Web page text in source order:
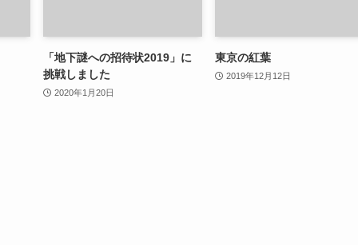
「地下謎への招待状2019」に
挑戦しました
2020年1月20日
東京の紅葉
2019年12月12日